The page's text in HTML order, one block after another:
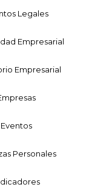
Legales
Empresarial
Empresarial
Eventos
Personales